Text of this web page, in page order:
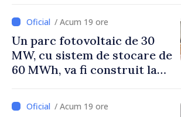
/ Acum 19 ore
Un parc fotovoltaic de 30
MW, cu sistem de stocare de
60 MWh, va fi construit la
/ Acum 19 ore